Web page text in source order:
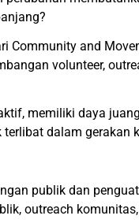
Community and
volunteer,
memiliki daya
dalam gerakan
publik dan
outreach